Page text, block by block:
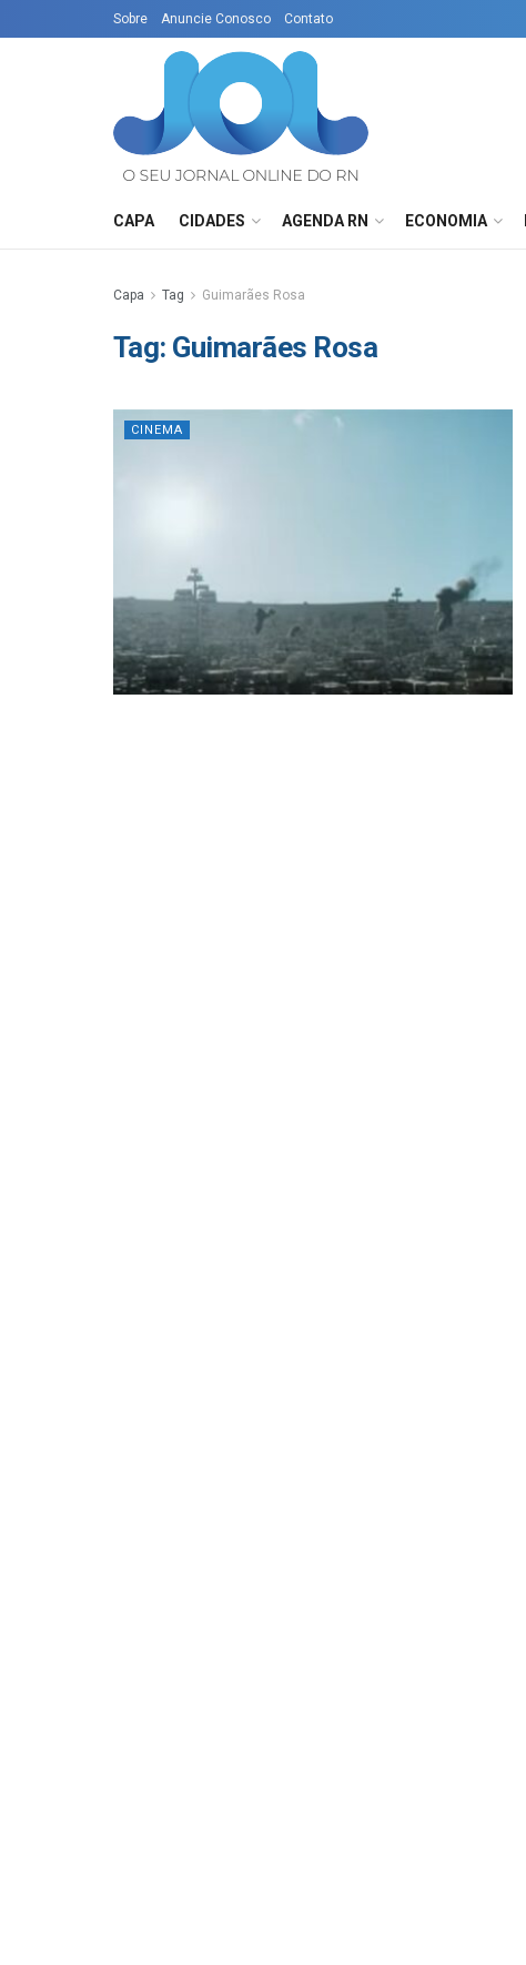
Sobre Anuncie Conosco Contato
CAPA CIDADES AGENDA RN ECONOMIA
Capa Tag Guimarães Rosa
Tag: Guimarães Rosa
CINEMA